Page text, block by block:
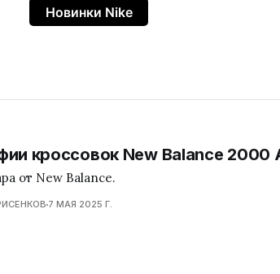
Новинки Nike
кроссовок New Balance 2000
от New Balance.
7 МАЯ 2025 Г.